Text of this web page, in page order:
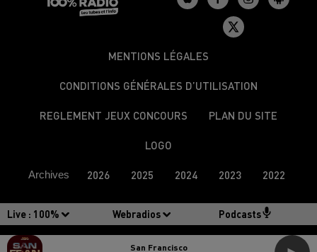
Live : 100% Webradios Podcasts
San Francisco
MENTIONS LÉGALES
CONDITIONS GÉNÉRALES D’UTILISATION
REGLEMENT JEUX CONCOURS PLAN DU SITE
LOGO
Archives 2026 2025 2024 2023 2022